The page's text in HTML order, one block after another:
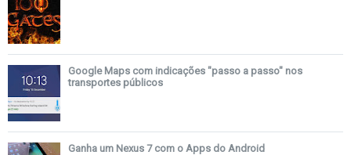
Google Maps com indicações "passo a passo" nos
transportes públicos
Ganha um Nexus 7 com o Apps do Android